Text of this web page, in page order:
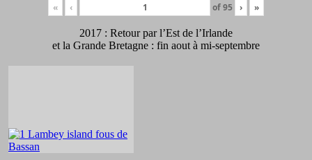
« ‹ of95 › »
2017 : Retour par l’Est de l’Irlande
et la Grande Bretagne : fin aout à mi-septembre